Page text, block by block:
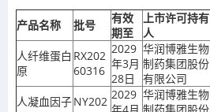
产品名称 批号
有效
期至
上市许可持有
人
人纤维蛋白
原
RX202
60316
2029
年3月
28日
华润博雅生物
制药集团股份
有限公司
人凝血因子NY202 2029 华润博雅生物